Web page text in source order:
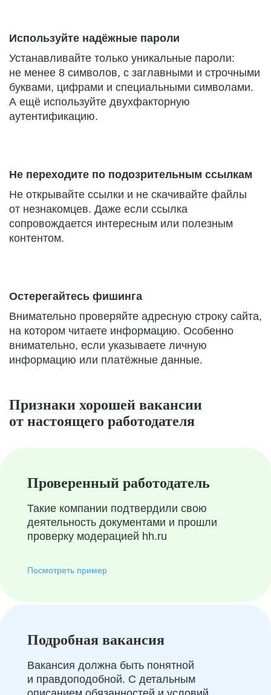
Используйте надёжные пароли
Устанавливайте только уникальные пароли:
не менее 8 символов, с заглавными и строчными
буквами, цифрами и специальными символами.
А ещё используйте двухфакторную
аутентификацию.
Не переходите по подозрительным ссылкам
Не открывайте ссылки и не скачивайте файлы
от незнакомцев. Даже если ссылка
сопровождается интересным или полезным
контентом.
Остерегайтесь фишинга
Внимательно проверяйте адресную строку сайта,
на котором читаете информацию. Особенно
внимательно, если указываете личную
информацию или платёжные данные.
Признаки хорошей вакансии
от настоящего работодателя
Проверенный работодатель
Такие компании подтвердили свою
деятельность документами и прошли
проверку модерацией hh.ru
Посмотреть пример
Подробная вакансия
Вакансия должна быть понятной
и правдоподобной. С детальным